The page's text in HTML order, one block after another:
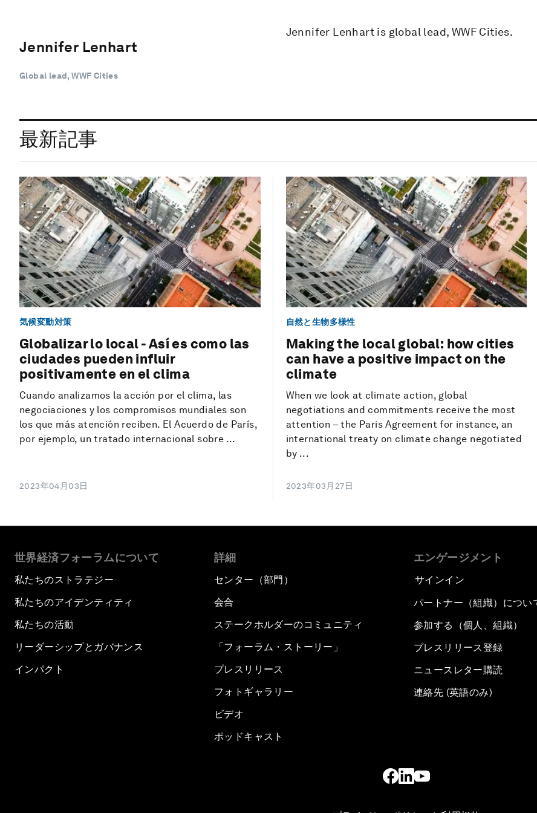
Jennifer Lenhart
Global lead, WWF Cities
Jennifer Lenhart is global lead, WWF Cities.
最新記事
気候変動対策
Globalizar lo local - Así es como las
ciudades pueden influir
positivamente en el clima
Cuando analizamos la acción por el clima, las
negociaciones y los compromisos mundiales son
los que más atención reciben. El Acuerdo de París,
por ejemplo, un tratado internacional sobre ...
2023年04月03日
自然と生物多様性
Making the local global: how cities
can have a positive impact on the
climate
When we look at climate action, global
negotiations and commitments receive the most
attention – the Paris Agreement for instance, an
international treaty on climate change negotiated
by ...
2023年03月27日
世界経済フォーラムについて
私たちのストラテジー
私たちのアイデンティティ
私たちの活動
リーダーシップとガバナンス
インパクト
詳細
センター（部門）
会合
ステークホルダーのコミュニティ
「フォーラム・ストーリー」
プレスリリース
フォトギャラリー
ビデオ
ポッドキャスト
エンゲージメント
サインイン
パートナー（組織）につい
参加する（個人、組織）
プレスリリース登録
ニュースレター購読
連絡先 (英語のみ)